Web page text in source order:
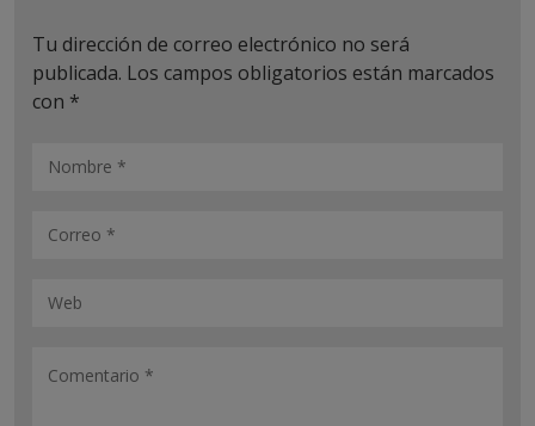
Tu dirección de correo electrónico no será
publicada. Los campos obligatorios están marcados
con *